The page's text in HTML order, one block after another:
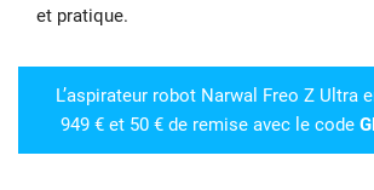
et pratique.
L’aspirateur robot Narwal Freo Z Ultra
949 € et 50 € de remise avec le code